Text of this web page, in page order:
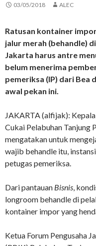
03/05/2018 ALEC
Ratusan kontainer
jalur merah (behandle)
Jakarta harus antre
belum menerima
pemeriksa (IP) dari Bea
awal pekan ini.
JAKARTA (alfijak):
Cukai Pelabuhan
mengatakan untuk
wajib behandle itu,
petugas pemeriksa.
Dari pantauan Bisnis,
longroom behandle di
kontainer impor yang
Ketua Forum Pengusaha